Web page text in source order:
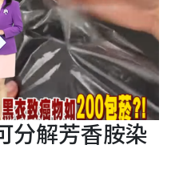
分解芳香胺染